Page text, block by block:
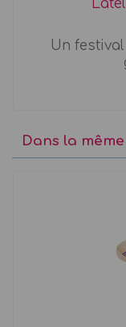
Un
Dans la